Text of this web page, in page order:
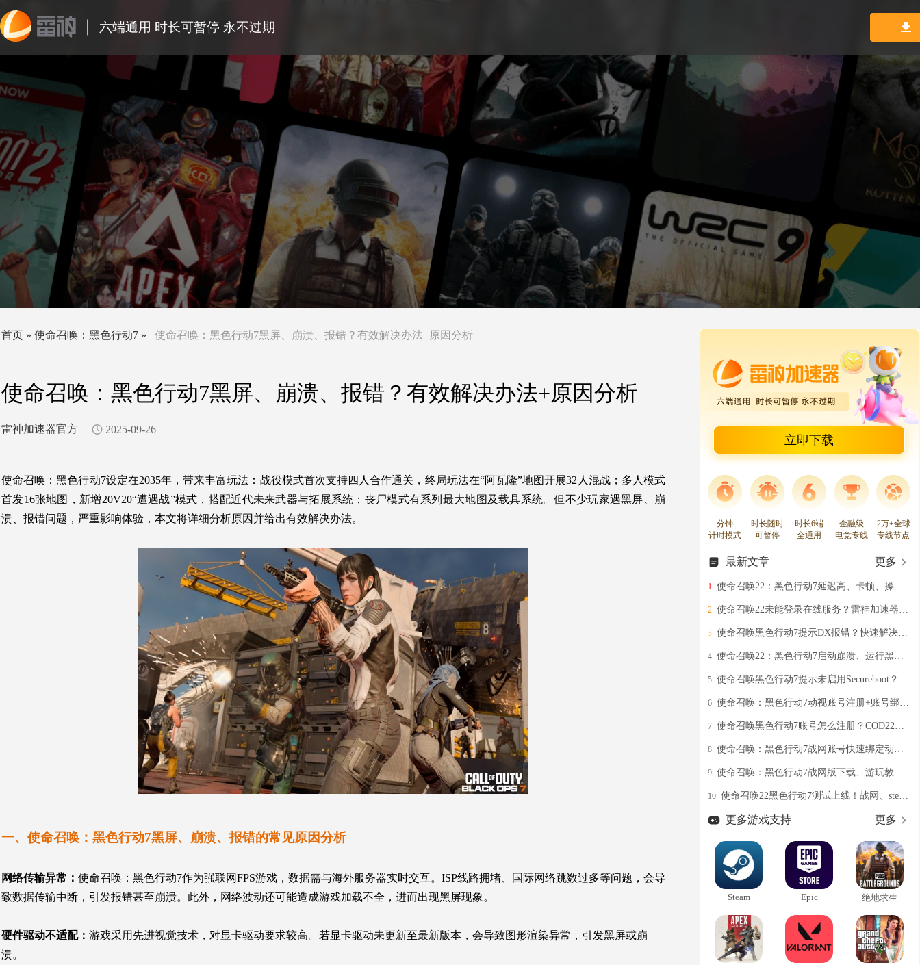
六端通用 时长可暂停 永不过期
首页 » 使命召唤：黑色行动7 » 使命召唤：黑色行动7黑屏、崩溃、报错？有效解决办法+原因分析
使命召唤：黑色行动7黑屏、崩溃、报错？有效解决办法+原因分析
雷神加速器官方 2025-09-26
使命召唤：黑色行动7设定在2035年，带来丰富玩法：战役模式首次支持四人合作通关，终局玩法在“阿瓦隆”地图开展32人混战；多人模式
首发16张地图，新增20V20“遭遇战”模式，搭配近代未来武器与拓展系统；丧尸模式有系列最大地图及载具系统。但不少玩家遇黑屏、崩
溃、报错问题，严重影响体验，本文将详细分析原因并给出有效解决办法。
一、使命召唤： 黑色行动7黑屏、崩溃、报错的常见原因分析
网络传输异常 ： 使命召唤：黑色行动7作为强联网FPS游戏，数据需与海外服务器实时交互。ISP线路拥堵、国际网络跳数过多等问题，会导
致数据传输中断，引发报错甚至崩溃。此外，网络波动还可能造成游戏加载不全，进而出现黑屏现象。
硬件驱动不适配： 游戏采用先进视觉技术，对显卡驱动要求较高。若显卡驱动未更新至最新版本，会导致图形渲染异常，引发黑屏或崩
溃。
立即下载
分钟
计时模式
时长随时
可暂停
时长6端
全通用
金融级
电竞专线
2万+全球
专线节点
最新文章 更多
1 使命召唤22：黑色行动7延迟高、卡顿、操作卡死的多种解决办法分享
2 使命召唤22未能登录在线服务？雷神加速器助你快速登录游玩COD黑色行动7
3 使命召唤黑色行动7提示DX报错？快速解决COD22 DirectX Error的教程分享
4 使命召唤22：黑色行动7启动崩溃、运行黑屏闪退？超详细解决攻略分享
5 使命召唤黑色行动7提示未启用Secureboot？COD22一键安全启动教程分享
6 使命召唤：黑色行动7动视账号注册+账号绑定超详细图文教程
7 使命召唤黑色行动7账号怎么注册？COD22动视账号注册全指南！
8 使命召唤：黑色行动7战网账号快速绑定动视账号教程
9 使命召唤：黑色行动7战网版下载、游玩教程分享！
10 使命召唤22黑色行动7测试上线！战网、steam与动视账号绑定教程
更多游戏支持 更多
Steam Epic 绝地求生